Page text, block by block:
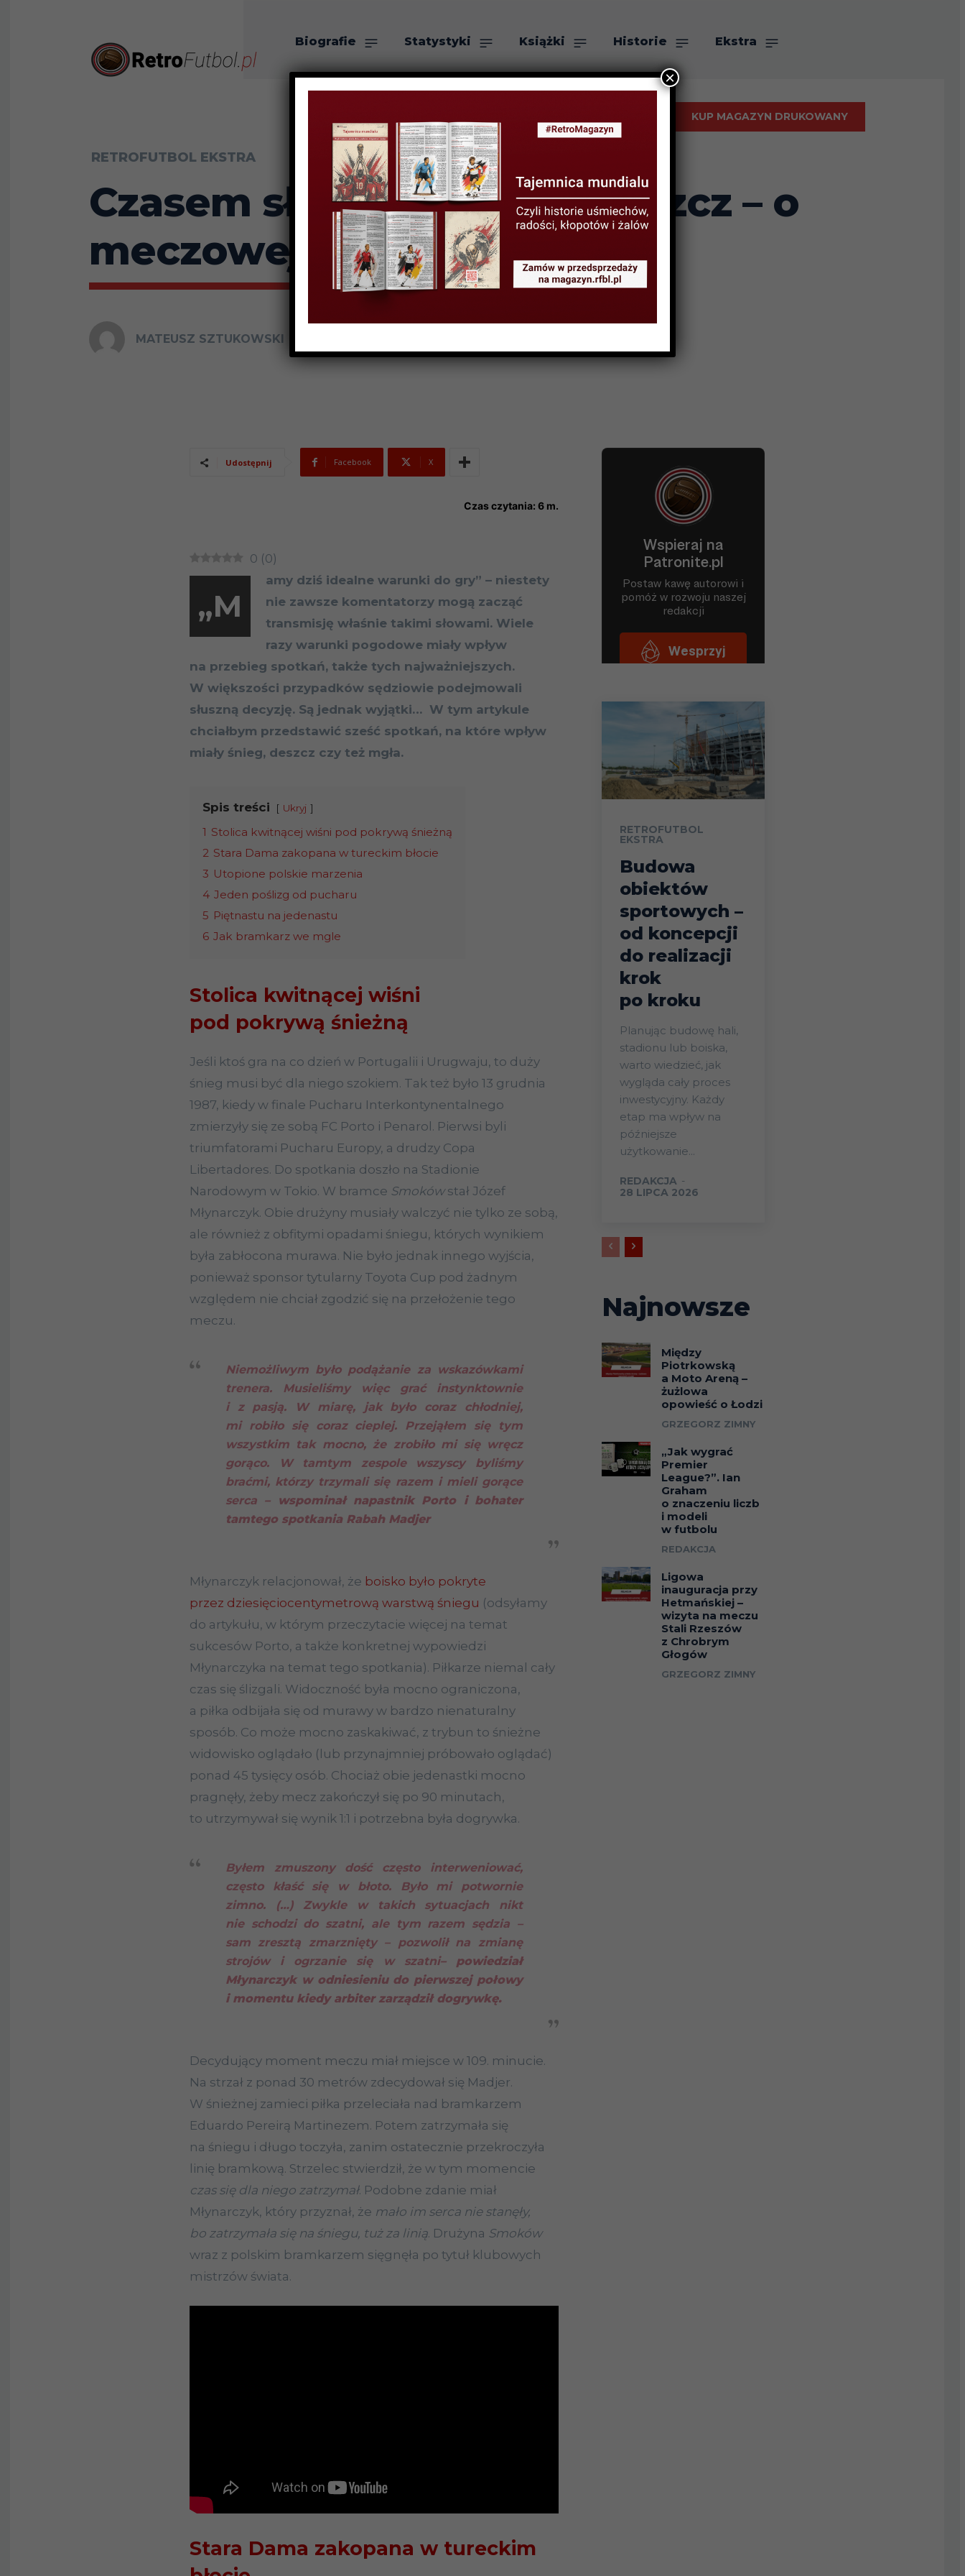
Biografie Statystyki Książki Historie Ekstra
O nas
KUP MAGAZYN DRUKOWANY
RETROFUTBOL EKSTRA
Czasem słońce, czasem deszcz – o
meczowej pogodzie
MATEUSZ SZTUKOWSKI
Udostępnij Facebook X
Czas czytania: 6 m.
0 (0)
„M
amy dziś idealne warunki do gry” – niestety
nie zawsze komentatorzy mogą zacząć
transmisję właśnie takimi słowami. Wiele
razy warunki pogodowe miały wpływ
na przebieg spotkań, także tych najważniejszych.
W większości przypadków sędziowie podejmowali
słuszną decyzję. Są jednak wyjątki… W tym artykule
chciałbym przedstawić sześć spotkań, na które wpływ
miały śnieg, deszcz czy też mgła.
Spis treści Ukryj
1 Stolica kwitnącej wiśni pod pokrywą śnieżną
2 Stara Dama zakopana w tureckim błocie
3 Utopione polskie marzenia
4 Jeden poślizg od pucharu
5 Piętnastu na jedenastu
6 Jak bramkarz we mgle
Stolica kwitnącej wiśni
pod pokrywą śnieżną
Jeśli ktoś gra na co dzień w Portugalii i Urugwaju, to duży
śnieg musi być dla niego szokiem. Tak też było 13 grudnia
1987, kiedy w finale Pucharu Interkontynentalnego
zmierzyły się ze sobą FC Porto i Penarol. Pierwsi byli
triumfatorami Pucharu Europy, a drudzy Copa
Libertadores. Do spotkania doszło na Stadionie
Narodowym w Tokio. W bramce Smokówstał Józef
Młynarczyk. Obie drużyny musiały walczyć nie tylko ze sobą,
ale również z obfitymi opadami śniegu, których wynikiem
była zabłocona murawa. Nie było jednak innego wyjścia,
ponieważ sponsor tytularny Toyota Cup pod żadnym
względem nie chciał zgodzić się na przełożenie tego
meczu.
Niemożliwym było podążanie za wskazówkami
trenera. Musieliśmy więc grać instynktownie
i z pasją. W miarę, jak było coraz chłodniej,
mi robiło się coraz cieplej. Przejąłem się tym
wszystkim tak mocno, że zrobiło mi się wręcz
gorąco. W tamtym zespole wszyscy byliśmy
braćmi, którzy trzymali się razem i mieli gorące
serca – wspominał napastnik Porto i bohater
tamtego spotkania Rabah Madjer
Młynarczyk relacjonował, że boisko było pokryte
przez dziesięciocentymetrową warstwą śniegu (odsyłamy
do artykułu, w którym przeczytacie więcej na temat
sukcesów Porto, a także konkretnej wypowiedzi
Młynarczyka na temat tego spotkania). Piłkarze niemal cały
czas się ślizgali. Widoczność była mocno ograniczona,
a piłka odbijała się od murawy w bardzo nienaturalny
sposób. Co może mocno zaskakiwać, z trybun to śnieżne
widowisko oglądało (lub przynajmniej próbowało oglądać)
ponad 45 tysięcy osób. Chociaż obie jedenastki mocno
pragnęły, żeby mecz zakończył się po 90 minutach,
to utrzymywał się wynik 1:1 i potrzebna była dogrywka.
Byłem zmuszony dość często interweniować,
często kłaść się w błoto. Było mi potwornie
zimno. (…) Zwykle w takich sytuacjach nikt
nie schodzi do szatni, ale tym razem sędzia –
sam zresztą zmarznięty – pozwolił na zmianę
strojów i ogrzanie się w szatni– powiedział
Młynarczyk w odniesieniu do pierwszej połowy
i momentu kiedy arbiter zarządził dogrywkę.
Decydujący moment meczu miał miejsce w 109. minucie.
Na strzał z ponad 30 metrów zdecydował się Madjer.
W śnieżnej zamieci piłka przeleciała nad bramkarzem
Eduardo Pereirą Martinezem. Potem zatrzymała się
na śniegu i długo toczyła, zanim ostatecznie przekroczyła
linię bramkową. Strzelec stwierdził, że w tym momencie
czas się dla niego zatrzymał. Podobne zdanie miał
Młynarczyk, który przyznał, że mało im serca nie stanęły,
bo zatrzymała się na śniegu, tuż za linią. Drużyna Smoków
wraz z polskim bramkarzem sięgnęła po tytuł klubowych
mistrzów świata.
Stara Dama zakopana w tureckim
RETROFUTBOL
EKSTRA
Budowa
obiektów
sportowych –
od koncepcji
do realizacji
krok
po kroku
Planując budowę hali,
stadionu lub boiska,
warto wiedzieć, jak
wygląda cały proces
inwestycyjny. Każdy
etap ma wpływ na
późniejsze
użytkowanie...
REDAKCJA -
28 LIPCA 2026
Najnowsze
Między
Piotrkowską
a Moto Areną –
żużlowa
opowieść o Łodzi
GRZEGORZ ZIMNY
„Jak wygrać
Premier
League?”. Ian
Graham
o znaczeniu liczb
i modeli
w futbolu
REDAKCJA
Ligowa
inauguracja przy
Hetmańskiej –
wizyta na meczu
Stali Rzeszów
z Chrobrym
Głogów
GRZEGORZ ZIMNY
×